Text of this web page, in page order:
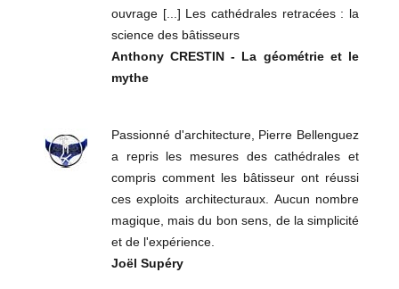
ouvrage [...] Les cathédrales retracées : la
science des bâtisseurs
Anthony CRESTIN - La géométrie et le
mythe
Passionné d'architecture, Pierre Bellenguez
a repris les mesures des cathédrales et
compris comment les bâtisseur ont réussi
ces exploits architecturaux. Aucun nombre
magique, mais du bon sens, de la simplicité
et de l'expérience.
Joël Supéry